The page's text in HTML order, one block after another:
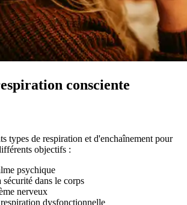
consciente
types de respiration et d'enchaînement pour
objectifs :
psychique
dans le corps
nerveux
dysfonctionnelle